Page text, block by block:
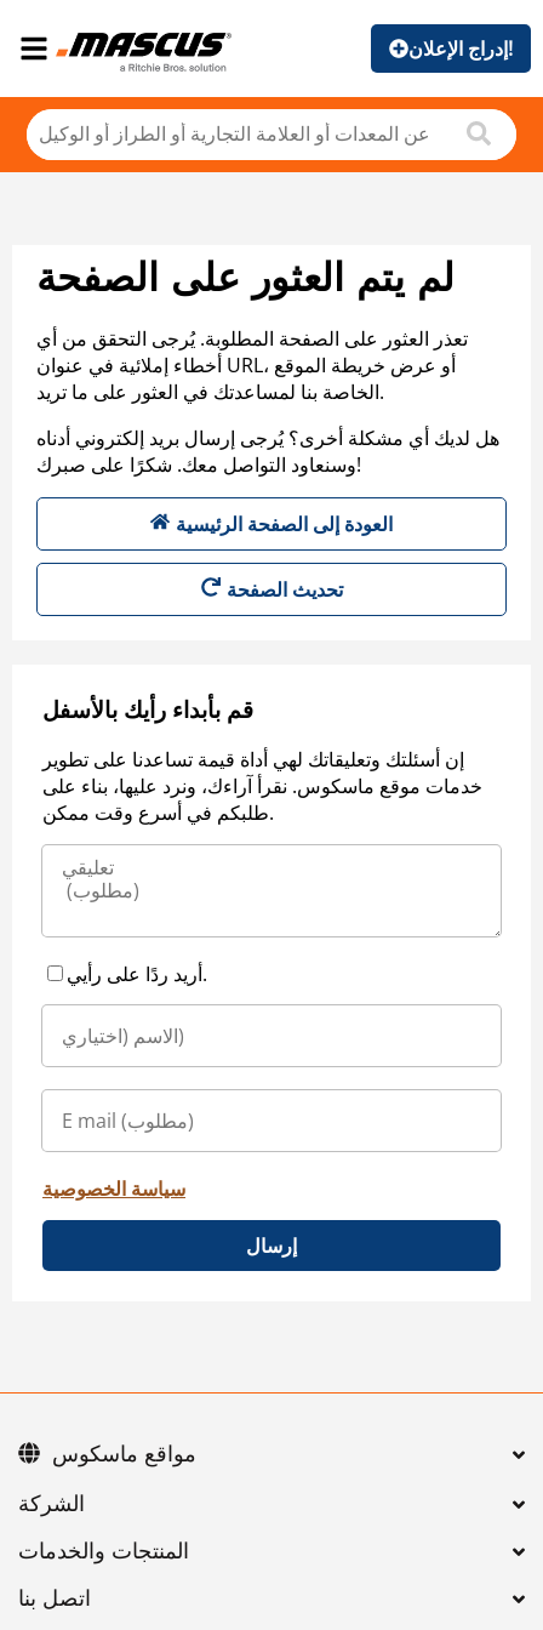
إدراج الإعلان!
لم يتم العثور على الصفحة
تعذر العثور على الصفحة المطلوبة. يُرجى التحقق من أي
أخطاء إملائية في عنوان URL، أو عرض خريطة الموقع
الخاصة بنا لمساعدتك في العثور على ما تريد.
هل لديك أي مشكلة أخرى؟ يُرجى إرسال بريد إلكتروني أدناه
وسنعاود التواصل معك. شكرًا على صبرك!
العودة إلى الصفحة الرئيسية
تحديث الصفحة
قم بأبداء رأيك بالأسفل
إن أسئلتك وتعليقاتك لهي أداة قيمة تساعدنا على تطوير
خدمات موقع ماسكوس. نقرأ آراءك، ونرد عليها، بناء على
طلبكم في أسرع وقت ممكن.
أريد ردًا على رأيي.
سياسة الخصوصية
إرسال
اتصل بنا
مواقع ماسكوس